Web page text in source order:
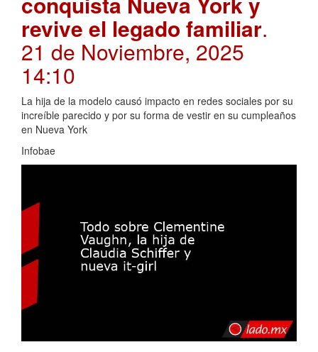
revive el legado familiar.
21 de Noviembre, 2025
14:10
La hija de la modelo causó impacto en redes sociales por su
increíble parecido y por su forma de vestir en su cumpleaños
en Nueva York
Infobae